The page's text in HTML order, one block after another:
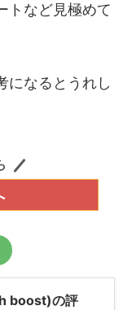
トなど見極めて
になるとうれし
boost)の評